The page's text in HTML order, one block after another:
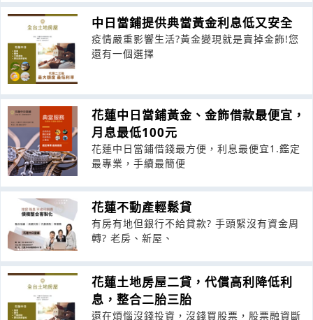
中日當鋪提供典當黃金利息低又安全
疫情嚴重影響生活?黃金變現就是賣掉金飾!您
還有一個選擇
花蓮中日當鋪黃金、金飾借款最便宜，
月息最低100元
花蓮中日當鋪借錢最方便，利息最便宜1.鑑定
最專業，手續最簡便
花蓮不動產輕鬆貸
有房有地但銀行不給貸款? 手頭緊沒有資金周
轉? 老房、新屋、
花蓮土地房屋二貸，代償高利降低利
息，整合二胎三胎
還在煩惱沒錢投資，沒錢買股票，股票融資斷